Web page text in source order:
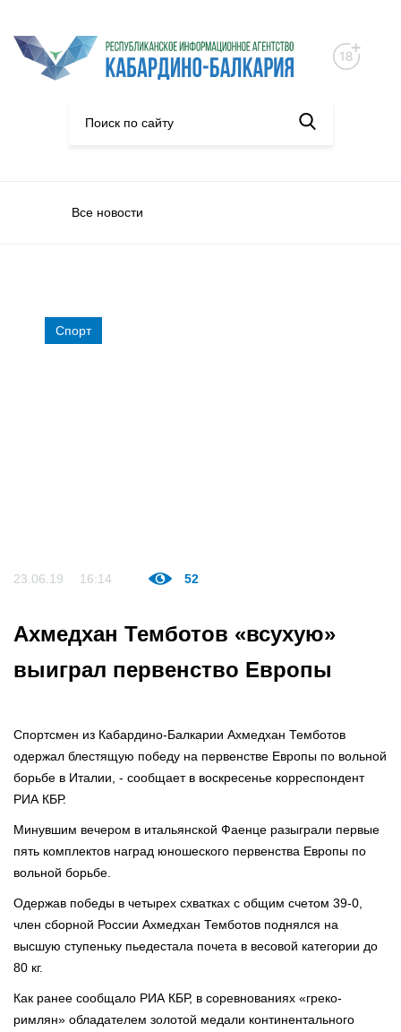
Все новости
Спорт
23.06.19 16:14 52
Ахмедхан Темботов «всухую»
выиграл первенство Европы
Спортсмен из Кабардино-Балкарии Ахмедхан Темботов
одержал блестящую победу на первенстве Европы по вольной
борьбе в Италии, - сообщает в воскресенье корреспондент
РИА КБР.
Минувшим вечером в итальянской Фаенце разыграли первые
пять комплектов наград юношеского первенства Европы по
вольной борьбе.
Одержав победы в четырех схватках с общим счетом 39-0,
член сборной России Ахмедхан Темботов поднялся на
высшую ступеньку пьедестала почета в весовой категории до
80 кг.
Как ранее сообщало РИА КБР, в соревнованиях «греко-
римлян» обладателем золотой медали континентального